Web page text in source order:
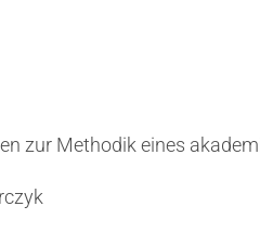
zur Methodik eines